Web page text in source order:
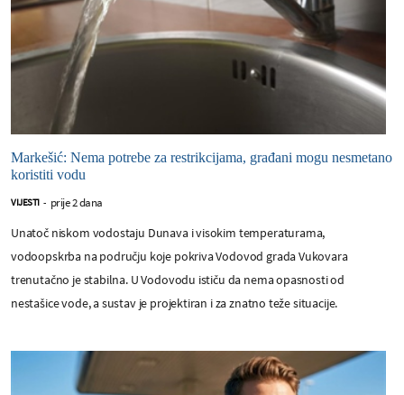
Markešić: Nema potrebe za restrikcijama, građani mogu nesmetano
koristiti vodu
VIJESTI - prije 2 dana
Unatoč niskom vodostaju Dunava i visokim temperaturama,
vodoopskrba na području koje pokriva Vodovod grada Vukovara
trenutačno je stabilna. U Vodovodu ističu da nema opasnosti od
nestašice vode, a sustav je projektiran i za znatno teže situacije.